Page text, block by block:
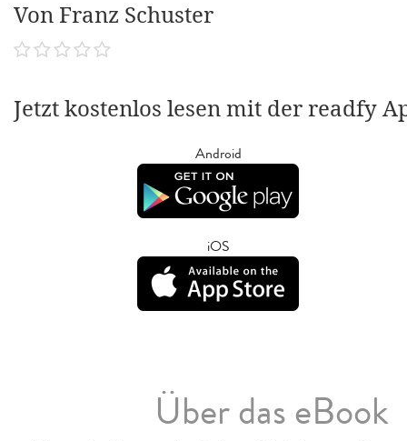
Von Franz Schuster
Jetzt kostenlos lesen mit der readfy
Android
iOS
Über das eBook